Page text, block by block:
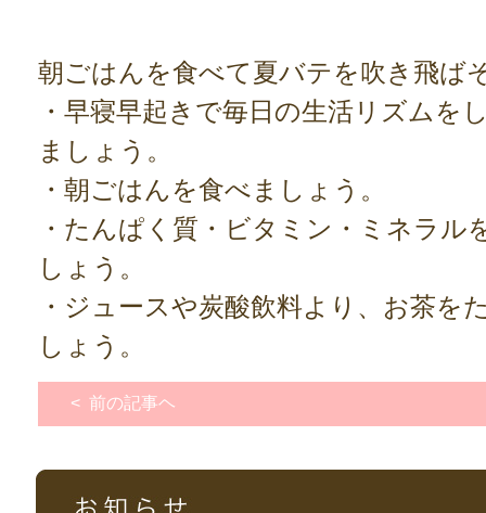
朝ごはんを食べて夏バテを吹き飛ば
・早寝早起きで毎日の生活リズムを
ましょう。
・朝ごはんを食べましょう。
・たんぱく質・ビタミン・ミネラル
しょう。
・ジュースや炭酸飲料より、お茶を
しょう。
< 前の記事ヘ